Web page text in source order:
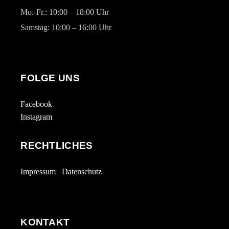
Mo.-Fr.: 10:00 – 18:00 Uhr
Samstag: 10:00 – 16:00 Uhr
FOLGE UNS
Facebook
Instagram
RECHTLICHES
Impressum Datenschutz
KONTAKT